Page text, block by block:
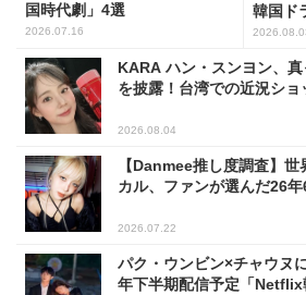
国時代劇」4選
2026.07.16
韓国ド
KARA ハン・スンヨン、
を披露！台湾での近況ショ
2026.08.04
【Danmee推し度調査】
カル、ファンが選んだ26
2026.07.22
パク・ウンビン×チャウヌ
年下半期配信予定「Netflix